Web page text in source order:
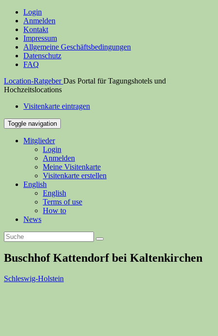
Login
Anmelden
Kontakt
Impressum
Allgemeine Geschäftsbedingungen
Datenschutz
FAQ
Location-Ratgeber Das Portal für Tagungshotels und
Hochzeitslocations
Visitenkarte eintragen
Toggle navigation
Mitglieder
Login
Anmelden
Meine Visitenkarte
Visitenkarte erstellen
English
English
Terms of use
How to
News
Buschhof Kattendorf bei Kaltenkirchen
Schleswig-Holstein